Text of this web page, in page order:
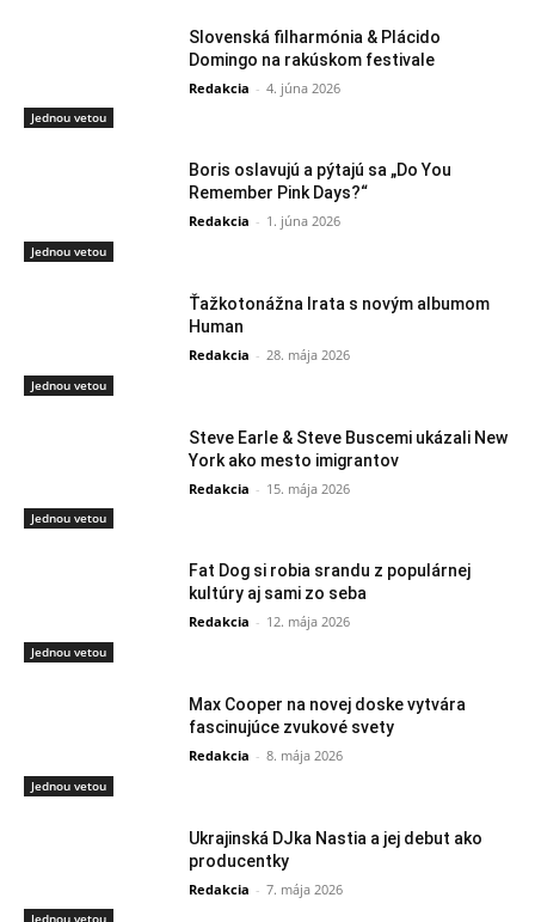
Jednou vetou
Slovenská filharmónia & Plácido
Domingo na rakúskom festivale
Redakcia - 4. júna 2026
Jednou vetou
Boris oslavujú a pýtajú sa „Do You
Remember Pink Days?“
Redakcia - 1. júna 2026
Jednou vetou
Ťažkotonážna Irata s novým albumom
Human
Redakcia - 28. mája 2026
Jednou vetou
Steve Earle & Steve Buscemi ukázali New
York ako mesto imigrantov
Redakcia - 15. mája 2026
Jednou vetou
Fat Dog si robia srandu z populárnej
kultúry aj sami zo seba
Redakcia - 12. mája 2026
Jednou vetou
Max Cooper na novej doske vytvára
fascinujúce zvukové svety
Redakcia - 8. mája 2026
Ukrajinská DJka Nastia a jej debut ako
producentky
Redakcia - 7. mája 2026